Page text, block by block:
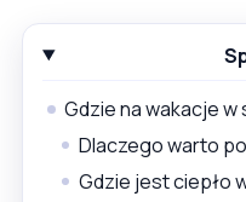
Gdzie na wakacje w
Dlaczego warto
Gdzie jest ciepło